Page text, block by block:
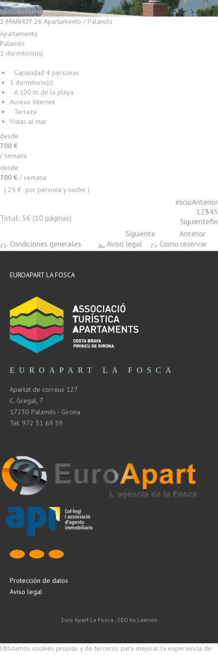
2-MARHOY 26 Apartamento / Palamós
Apartamento
Palamós
1 dormitorio(s)
Capacidad 4 personas
1 dormitorio(s)
A 100 m de la playa
Acceso Internet
Terraza
Vistas al mar
desde
700 €
/ semana
desde
700 € / semana
( 25 € por persona y noche )
Total: 56 (10 páginas)
inicioAnterior
1 2345
Siguientefin
Anterior
Siguiente
Condiciones generales
Aviso legal Como reservar
EUROAPART LA FOSCA
EUROAPART LA FOSCA
Apartat de correus 127
C. Gregal, 7
17230 Palamós - Girona
Tel. 972 31 69 59
Protección de datos
Aviso legal
Euro Apart La Fosca , SEO by Laende
Utilizamos cookies propias y de terceros para mejorar la experiencia de